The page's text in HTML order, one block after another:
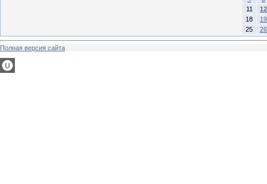
11
12
18
19
25
26
Полная версия сайта